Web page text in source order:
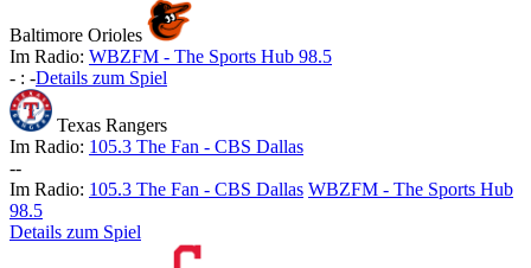
Baltimore Orioles
Im Radio: WBZFM - The Sports Hub 98.5
- : -Details zum Spiel
Texas Rangers
Im Radio: 105.3 The Fan - CBS Dallas
--
Im Radio: 105.3 The Fan - CBS Dallas WBZFM - The Sports Hub
98.5
Details zum Spiel